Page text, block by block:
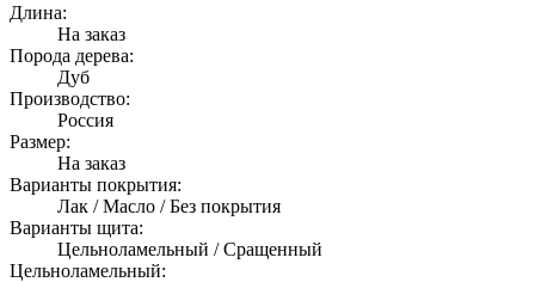
Длина:
На заказ
Порода дерева:
Дуб
Производство:
Россия
Размер:
На заказ
Варианты покрытия:
Лак / Масло / Без покрытия
Варианты щита:
Цельноламельный / Сращенный
Цельноламельный: